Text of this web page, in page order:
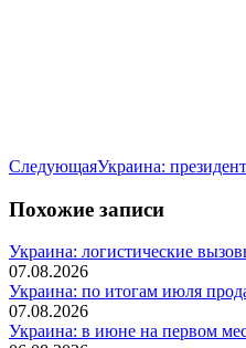
СледующаяСледующая
Украина:
Похожие записи
Украина: логистические
07.08.2026
Украина: по итогам июля
07.08.2026
Украина: в июне на первом